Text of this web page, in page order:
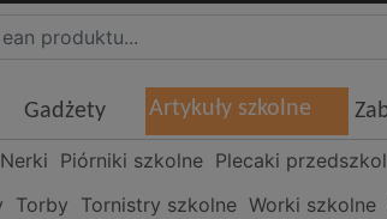
Gadżety Artykuły szkolne
Nerki Piórniki szkolne Plecaki
Torby Tornistry szkolne Worki szkolne